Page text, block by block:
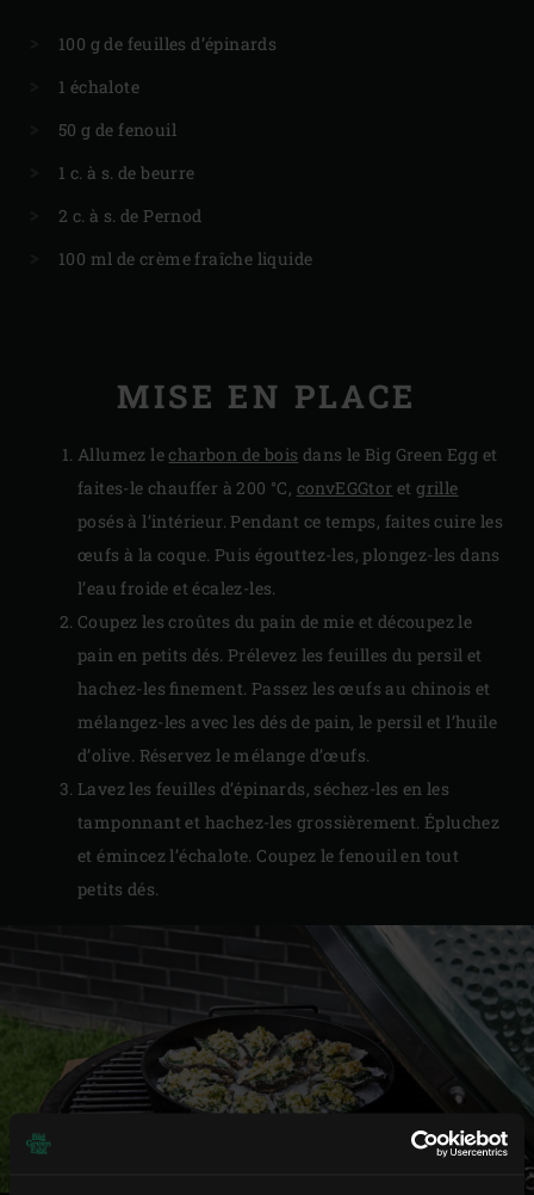
100 g de feuilles d’épinards
1 échalote
50 g de fenouil
1 c. à s. de beurre
2 c. à s. de Pernod
100 ml de crème fraîche liquide
MISE EN PLACE
Allumez lecharbon de bois dans le Big Green Egg et
faites-le chauffer à 200 °C, convEGGtor etgrille
posés à l’intérieur. Pendant ce temps, faites cuire les
œufs à la coque. Puis égouttez-les, plongez-les dans
l’eau froide et écalez-les.
Coupez les croûtes du pain de mie et découpez le
pain en petits dés. Prélevez les feuilles du persil et
hachez-les finement. Passez les œufs au chinois et
mélangez-les avec les dés de pain, le persil et l’huile
d’olive. Réservez le mélange d’œufs.
Lavez les feuilles d’épinards, séchez-les en les
tamponnant et hachez-les grossièrement. Épluchez
et émincez l’échalote. Coupez le fenouil en tout
petits dés.